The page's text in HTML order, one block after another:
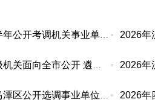
合江县2026年上半年公开考调机关事业单位工作人员
2026年丽水市市级机关面向全市公开 遴选(选调)优
2026年泸州市龙马潭区公开选调事业单位工作人员资